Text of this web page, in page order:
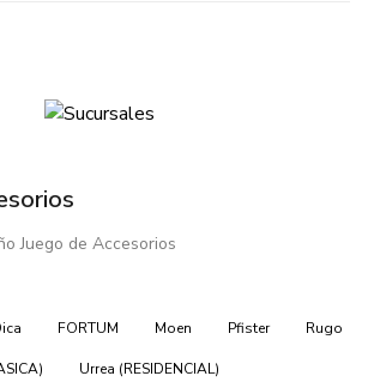
Juego de Accesorios
FORTUM Moen Pfister Rugo
Urrea (RESIDENCIAL)